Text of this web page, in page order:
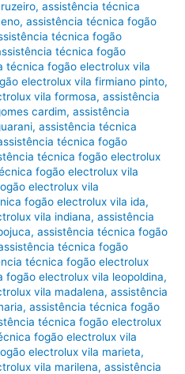
,assistência técnica
,assistência técnica fogão
técnica fogão
técnica fogão
técnica fogão electrolux vila
electrolux vila firmiano pinto,
vila formosa,assistência
cardim,assistência
,assistência técnica
técnica fogão
técnica fogão electrolux
fogão electrolux vila
electrolux vila
fogão electrolux vila ida,
vila indiana,assistência
,assistência técnica fogão
técnica fogão
técnica fogão electrolux
fogão electrolux vila leopoldina,
vila madalena,assistência
,assistência técnica fogão
técnica fogão electrolux
fogão electrolux vila
electrolux vila marieta,
vila marilena,assistência